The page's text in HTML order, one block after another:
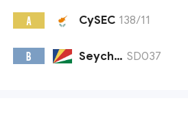
A CySEC 138/11
B Seychelles FSA SD037